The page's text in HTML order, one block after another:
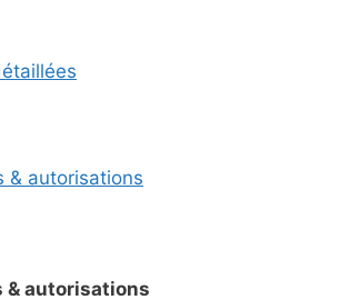
& autorisations
& autorisations